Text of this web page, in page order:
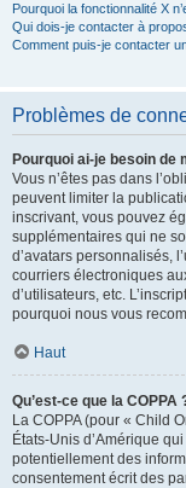
Pourquoi la fonctionnalité X
Qui dois-je contacter à
Comment puis-je contacter
Problèmes de
Pourquoi ai-je besoin de
Vous n’êtes pas dans
peuvent limiter la
inscrivant, vous pouvez
supplémentaires qui ne
d’avatars personnalisés,
courriers électroniques
d’utilisateurs, etc.
pourquoi nous vous
Haut
Qu’est-ce que la COPPA
La COPPA (pour « Child
États-Unis d’Amérique
potentiellement des
consentement écrit des